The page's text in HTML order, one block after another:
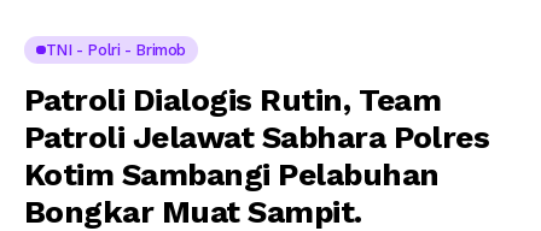
TNI - Polri - Brimob
Patroli Dialogis Rutin, Team
Patroli Jelawat Sabhara Polres
Kotim Sambangi Pelabuhan
Bongkar Muat Sampit.